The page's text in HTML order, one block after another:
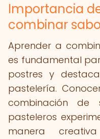
Importancia
combinar
Aprender a
es fundamental
postres y
pastelería.
combinación de
pasteleros
manera